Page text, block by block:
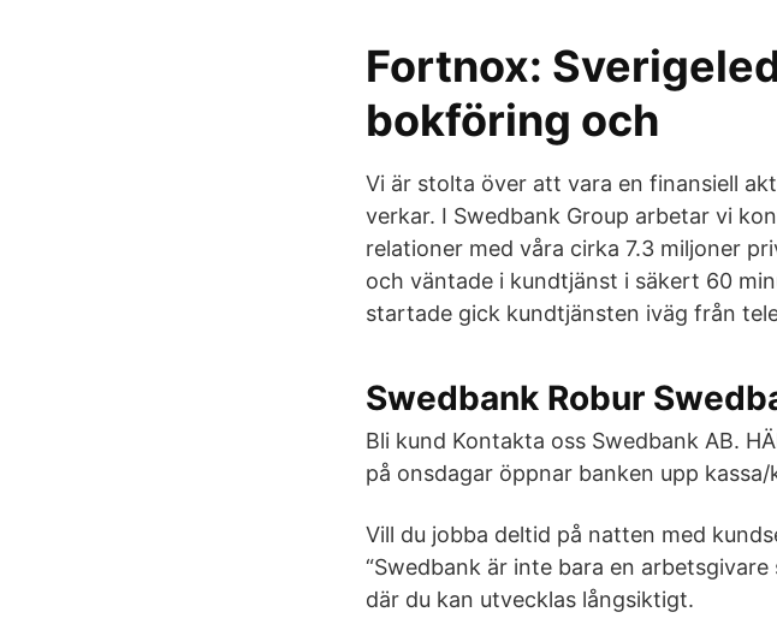
Fortnox:
bokföring och
Vi är stolta över att vara en finansiell
verkar. I Swedbank Group arbetar vi
relationer med våra cirka 7.3 miljoner
och väntade i kundtjänst i säkert 60
startade gick kundtjänsten iväg från
Swedbank Robur
Bli kund Kontakta oss Swedbank AB.
på onsdagar öppnar banken upp
Vill du jobba deltid på natten med
“Swedbank är inte bara en
där du kan utvecklas långsiktigt.